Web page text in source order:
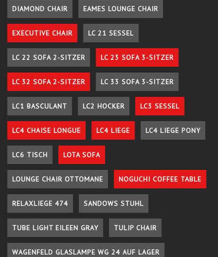
DIAMOND CHAIR EAMES LOUNGE CHAIR
EXECUTIVE CHAIR LC 21 SESSEL
LC 22 SOFA 2-SITZER LC 23 SOFA 3-SITZER
LC 32 SOFA 2-SITZER LC 33 SOFA 3-SITZER
LC1 BASCULANT LC2 HOCKER LC3 SESSEL
LC4 CHAISE LONGUE LC4 LIEGE LC4 LIEGE PONY
LC6 TISCH LOTA SOFA
LOUNGE CHAIR OTTOMANE NOGUCHI COFFEE TABLE
RELAXLIEGE 474 SANDOWS STUHL
TUBE LIGHT EILEEN GRAY TULIP CHAIR
WAGENFELD GLASLAMPE WG 24 AUF LAGER